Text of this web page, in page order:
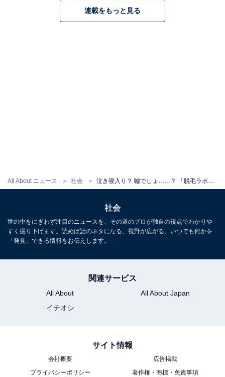
All About ニュース 社会
現実問題として、サロンの経営状況を把握することは困
されますので、基本的には予兆もありません。そこで働
いている従業員も知らされていないことがほとんどで
す。
ないという対策は不可能と言えます。
そこで仮に契約締結するにしても、複数回の施術に先行
とが考えられます。前述の通り、利用先の脱毛サロンが
倒産しても支払いは続きますので、万が一のことがあっ
連載をもっと見る
社会
世の中をにぎわず注目のニュースを、その道のプロが独自の視点でわかりや
すく掘り下げます。読めば話のネタになる、視野が広がる、いつでも何かを
「発見」できる情報をお伝えします。
関連サービス
All About
All About Japan
イチオシ
サイト情報
会社概要
広告掲載
プライバシーポリシー
著作権・商標・免責事項